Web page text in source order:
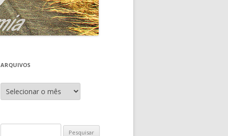
ARQUIVOS
A
q
o